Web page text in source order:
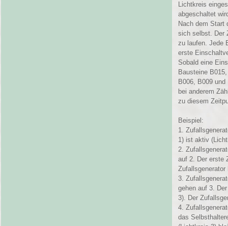
Lichtkreis
abgeschaltet
Nach dem Start
sich selbst. Der
zu laufen. Jede
erste
Sobald eine
Bausteine
B006, B009
bei anderem
zu diesem
Beispiel:
1.
1) ist aktiv
2.
auf 2. Der erste
Zufallsgenerator
3.
gehen auf 3.
3). Der
4.
das